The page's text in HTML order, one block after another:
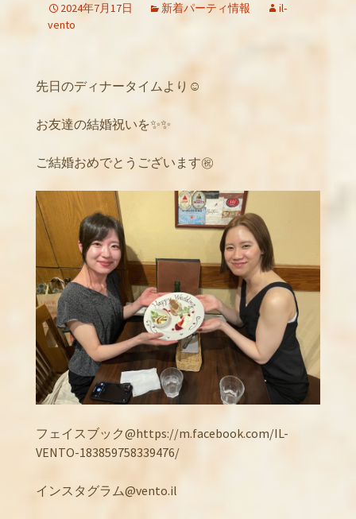
2024年7月17日 新着パーティ情報
il-
vento
先日のディナータイムより☺️
お友達の結婚祝いを✨✨
ご結婚おめでとうございます㊗️
フェイスブック@https://m.facebook.com/IL-
VENTO-183859758339476/
インスタグラム@vento.il